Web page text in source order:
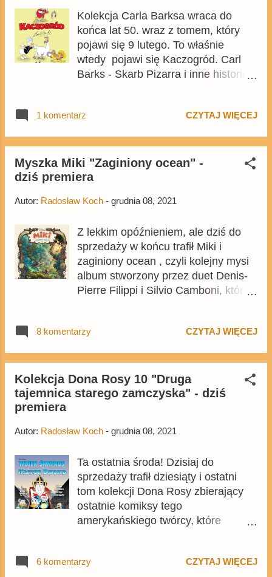
Kolekcja Carla Barksa wraca do
końca lat 50. wraz z tomem, który
pojawi się 9 lutego. To właśnie
wtedy pojawi się Kaczogród. Carl
Barks - Skarb Pizarra i inne historie z
mistrza kaczych historii. Album
okładkowa wyniesie 69,99 zł, a
przedsprzedaż na Egmont.pl już
ruszyła.
1 komentarz CZYTAJ WIĘCEJ
Myszka Miki "Zaginiony ocean" -
dziś premiera
Autor: Radosław Koch - grudnia 08, 2021
Z lekkim opóźnieniem, ale dziś do
sprzedaży w końcu trafił Miki i
zaginiony ocean , czyli kolejny mysi
album stworzony przez duet Denis-
Pierre Filippi i Silvio Camboni, którzy
Pradawnych . Podobnie jak
album został wydany w formacie A4,
w twardej oprawie i cenie okładkowej
49,99 zł. Komiks już jest dostępny na
8 komentarzy CZYTAJ WIĘCEJ
Kolekcja Dona Rosy 10 "Druga
tajemnica starego zamczyska" - dziś
premiera
Autor: Radosław Koch - grudnia 08, 2021
Ta ostatnia środa! Dzisiaj do
sprzedaży trafił dziesiąty i ostatni
tom kolekcji Dona Rosy zbierający
ostatnie komiksy tego
amerykańskiego twórcy, które
stworzonych przez 3 dekady
6 komentarzy CZYTAJ WIĘCEJ